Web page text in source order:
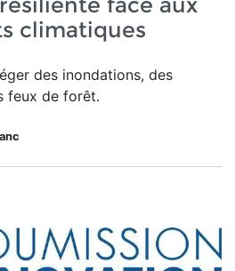
climatiques
des inondations, des
feux de forêt.